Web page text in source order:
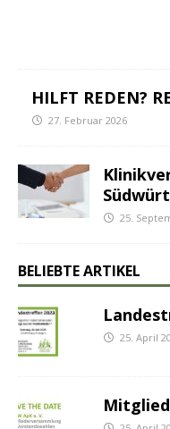
HILFT REDEN?
27. Februar 2026
25.
BELIEBTE ARTIKEL
25. April